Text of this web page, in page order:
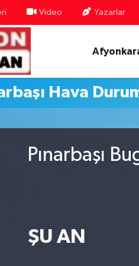
Video Yazarlar
Hava
Pınarbaşı
ŞU AN